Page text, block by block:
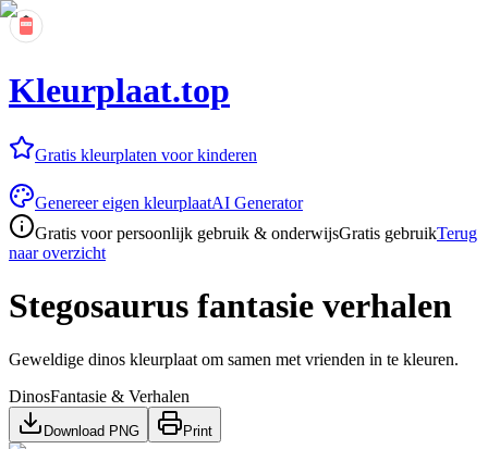
Kleurplaat.top
Gratis kleurplaten voor kinderen
Genereer eigen kleurplaatAI Generator
Gratis voor persoonlijk gebruik & onderwijsGratis gebruikTerug
naar overzicht
Stegosaurus fantasie verhalen
Geweldige dinos kleurplaat om samen met vrienden in te kleuren.
DinosFantasie & Verhalen
Download PNG Print